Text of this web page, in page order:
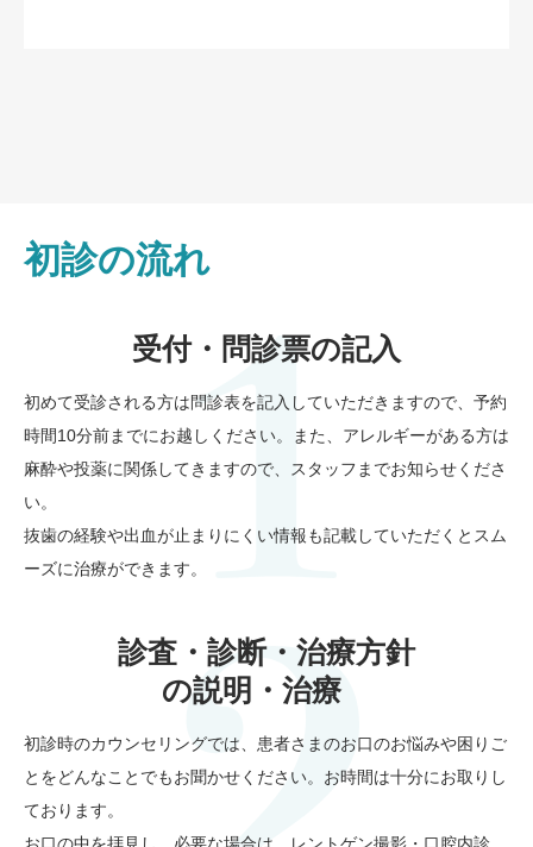
初診の流れ
受付・問診票の記入
初めて受診される方は問診表を記入していただきますので、予約
時間10分前までにお越しください。また、アレルギーがある方は
麻酔や投薬に関係してきますので、スタッフまでお知らせくださ
い。
抜歯の経験や出血が止まりにくい情報も記載していただくとスム
ーズに治療ができます。
診査・診断・治療方針
の説明・治療
初診時のカウンセリングでは、患者さまのお口のお悩みや困りご
とをどんなことでもお聞かせください。お時間は十分にお取りし
ております。